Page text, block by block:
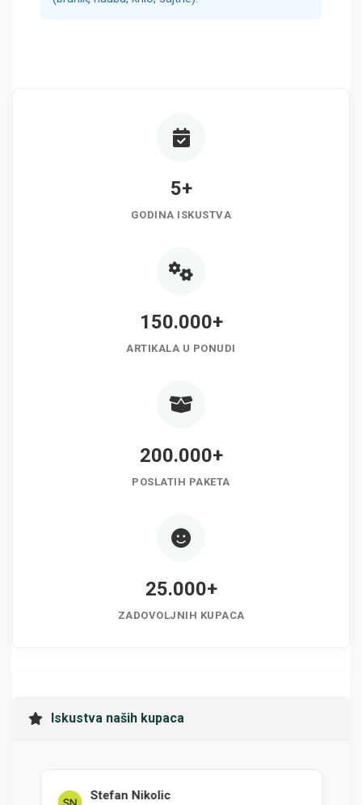
5+
GODINA ISKUSTVA
150.000+
ARTIKALA U PONUDI
200.000+
POSLATIH PAKETA
25.000+
ZADOVOLJNIH KUPACA
Iskustva naših kupaca
Stefan Nikolic